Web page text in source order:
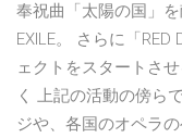
奉祝曲「太陽の国」
EXILE。 さらに「
ェクトをスタートさ
く 上記の活動の傍ら
ジや、各国のオペラ